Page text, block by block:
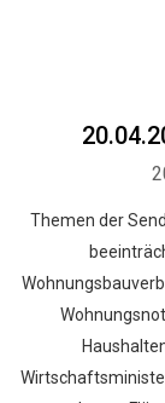
Themen der